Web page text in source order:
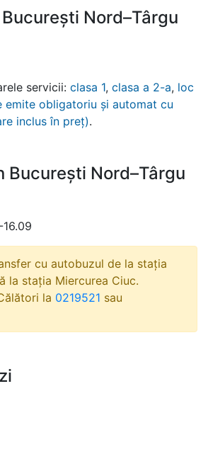
Nord–Târgu
servicii: clasa 1, clasa a 2-a, loc
emite obligatoriu și automat cu
inclus în preț).
București Nord–Târgu
cu autobuzul de la stația
la stația Miercurea Ciuc.
la 0219521 sau